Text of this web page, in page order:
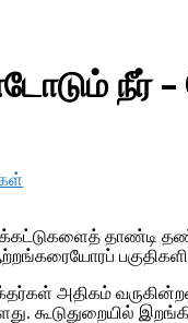
தாண்டி
அதிகம்
கூடுதுறையில்